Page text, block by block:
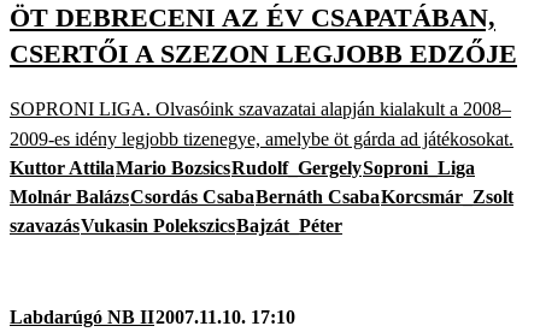
ÖT DEBRECENI AZ ÉV CSAPATÁBAN,
CSERTŐI A SZEZON LEGJOBB EDZŐJE
SOPRONI LIGA. Olvasóink szavazatai alapján kialakult a 2008–
2009-es idény legjobb tizenegye, amelybe öt gárda ad játékosokat.
Kuttor AttilaMario BozsicsRudolf_GergelySoproni_Liga
Molnár BalázsCsordás CsabaBernáth CsabaKorcsmár_Zsolt
szavazásVukasin PolekszicsBajzát_Péter
Labdarúgó NB II2007.11.10. 17:10